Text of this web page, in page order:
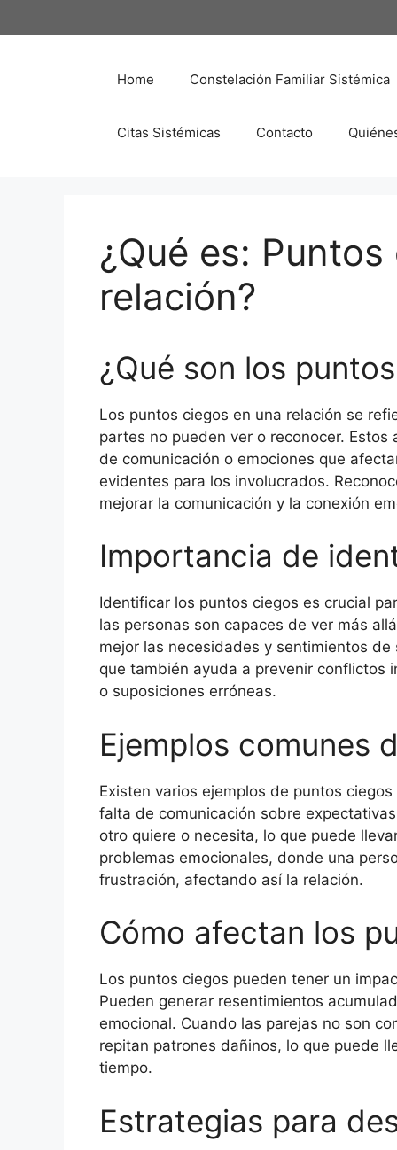
al
Home Constelación Familiar Sistémica
Citas Sistémicas Contacto
¿Qué es:
relación?
¿Qué son los
Los puntos ciegos en una relación se
partes no pueden ver o reconocer.
de comunicación o emociones que
evidentes para los involucrados.
mejorar la comunicación y la conexión
Importancia de
Identificar los puntos ciegos es crucial
las personas son capaces de ver más
mejor las necesidades y sentimientos
que también ayuda a prevenir conflictos
o suposiciones erróneas.
Ejemplos comunes
Existen varios ejemplos de puntos
falta de comunicación sobre
otro quiere o necesita, lo que puede
problemas emocionales, donde una
frustración, afectando así la relación.
Cómo afectan los
Los puntos ciegos pueden tener un
Pueden generar resentimientos
emocional. Cuando las parejas no son
repitan patrones dañinos, lo que puede
tiempo.
Estrategias para